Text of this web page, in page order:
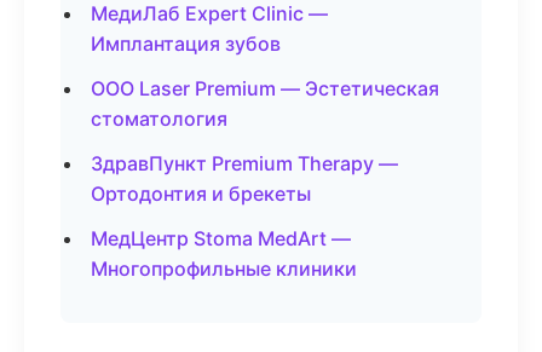
МедиЛаб Expert Clinic —
Имплантация зубов
ООО Laser Premium — Эстетическая
стоматология
ЗдравПункт Premium Therapy —
Ортодонтия и брекеты
МедЦентр Stoma MedArt —
Многопрофильные клиники